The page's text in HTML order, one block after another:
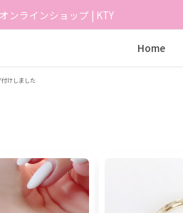
ンラインショップ | KTY
Home
けしました